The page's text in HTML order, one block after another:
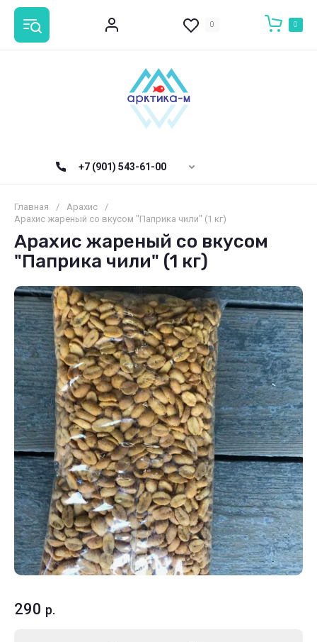
0 0
+7 (901) 543-61-00
Главная / Арахис
/
Арахис жареный со вкусом "Паприка чили" (1 кг)
Арахис жареный со вкусом
"Паприка чили" (1 кг)
290 р.